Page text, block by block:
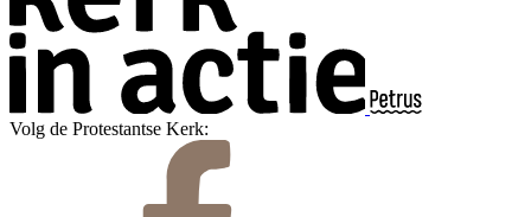
Volg de Protestantse Kerk: